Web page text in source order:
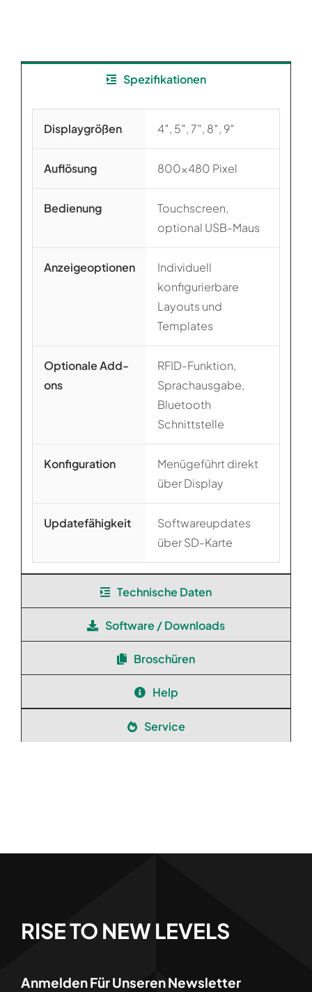
Spezifikationen
Displaygrößen 4″, 5″, 7″, 8″, 9″
Auflösung 800×480 Pixel
Bedienung
Touchscreen,
optional USB-Maus
Anzeigeoptionen
Individuell
konfigurierbare
Layouts und
Templates
Optionale Add-
ons
RFID-Funktion,
Sprachausgabe,
Bluetooth
Schnittstelle
Konfiguration
Menügeführt direkt
über Display
Updatefähigkeit
Softwareupdates
über SD-Karte
Technische Daten
Software / Downloads
Broschüren
Help
Service
RISE TO NEW LEVELS
Anmelden Für Unseren Newsletter